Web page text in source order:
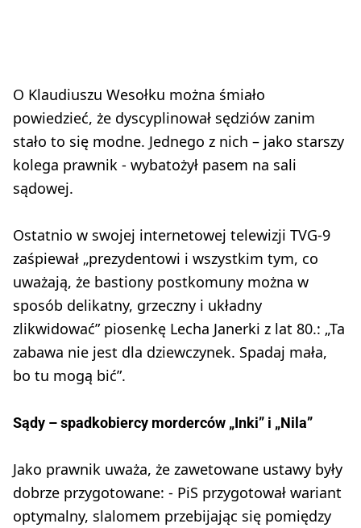
O Klaudiuszu Wesołku można śmiało
powiedzieć, że dyscyplinował sędziów zanim
stało to się modne. Jednego z nich – jako starszy
kolega prawnik - wybatożył pasem na sali
sądowej.
Ostatnio w swojej internetowej telewizji TVG-9
zaśpiewał „prezydentowi i wszystkim tym, co
uważają, że bastiony postkomuny można w
sposób delikatny, grzeczny i układny
zlikwidować” piosenkę Lecha Janerki z lat 80.: „Ta
zabawa nie jest dla dziewczynek. Spadaj mała,
bo tu mogą bić”.
Sądy – spadkobiercy morderców „Inki” i „Nila”
Jako prawnik uważa, że zawetowane ustawy były
dobrze przygotowane: - PiS przygotował wariant
optymalny, slalomem przebijając się pomiędzy